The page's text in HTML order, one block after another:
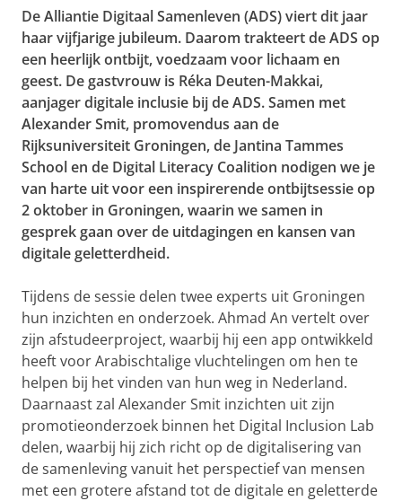
De Alliantie Digitaal Samenleven (ADS) viert dit jaar
haar vijfjarige jubileum. Daarom trakteert de ADS op
een heerlijk ontbijt, voedzaam voor lichaam en
geest. De gastvrouw is Réka Deuten-Makkai,
aanjager digitale inclusie bij de ADS. Samen met
Alexander Smit, promovendus aan de
Rijksuniversiteit Groningen, de Jantina Tammes
School en de Digital Literacy Coalition nodigen we je
van harte uit voor een inspirerende ontbijtsessie op
2 oktober in Groningen, waarin we samen in
gesprek gaan over de uitdagingen en kansen van
digitale geletterdheid.
Tijdens de sessie delen twee experts uit Groningen
hun inzichten en onderzoek. Ahmad An vertelt over
zijn afstudeerproject, waarbij hij een app ontwikkeld
heeft voor Arabischtalige vluchtelingen om hen te
helpen bij het vinden van hun weg in Nederland.
Daarnaast zal Alexander Smit inzichten uit zijn
promotieonderzoek binnen het Digital Inclusion Lab
delen, waarbij hij zich richt op de digitalisering van
de samenleving vanuit het perspectief van mensen
met een grotere afstand tot de digitale en geletterde